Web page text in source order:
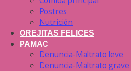
Postres
Nutrición
OREJITAS FELICES
PAMAC
Denuncia-Maltrato leve
Denuncia-Maltrato grave